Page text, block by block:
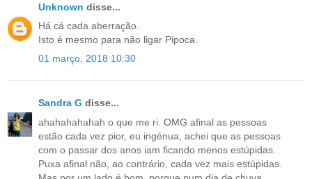
Unknown disse...
Há cá cada aberração.
Isto é mesmo para não ligar Pipoca.
01 março, 2018 10:30
Sandra G disse...
ahahahahahah o que me ri. OMG afinal as pessoas
estão cada vez pior, eu ingénua, achei que as pessoas
com o passar dos anos iam ficando menos estúpidas.
Puxa afinal não, ao contrário, cada vez mais estúpidas.